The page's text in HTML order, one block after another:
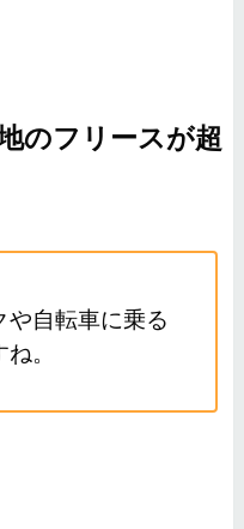
のフリースが超
や自転車に乗る
。